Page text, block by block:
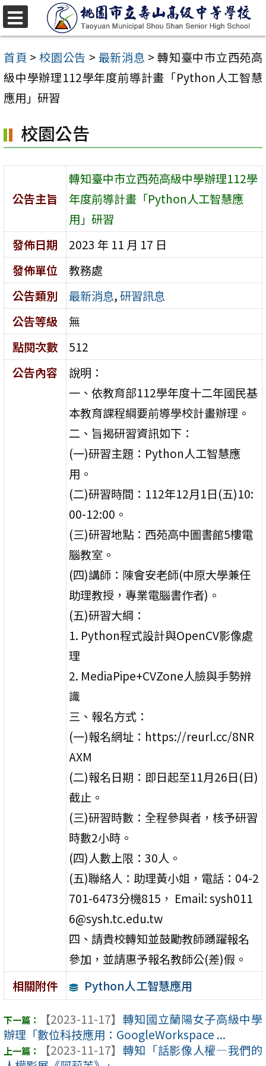
跳
至
主
要
內
區
首頁 > 校園公告 > 最新消息 > 轉知臺中市立西苑高
級中學辦理112學年度前導計畫「Python人工智慧
應用」研習
校園公告
公告主旨
轉知臺中市立西苑高級中學辦理112學
年度前導計畫「Python人工智慧應
用」研習
發佈日期
2023 年 11 月 17 日
發佈單位
教務處
公告類別
最新消息,研習訊息
公告等級
無
點閱次數
512
公告內容
說明：
一、依教育部112學年度十二年國民基
本教育課程綱要前導學校計畫辦理。
二、旨揭研習資訊如下：
(一)研習主題：Python人工智慧應
用。
(二)研習時間：112年12月1日(五)10:
00-12:00。
(三)研習地點：西苑高中圖書館5樓電
腦教室。
(四)講師：陳會安老師(中原大學兼任
助理教授，專業電腦書作者)。
(五)研習大綱：
1. Python程式設計與OpenCV影像處
理
2. MediaPipe+CVZone人臉與手勢辨
識
三、報名方式：
(一)報名網址：https://reurl.cc/8NR
AXM
(二)報名日期：即日起至11月26日(日)
截止。
(三)研習時數：全程參與者，核予研習
時數2小時。
(四)人數上限：30人。
(五)聯絡人：助理黃小姐，電話：04-2
701-6473分機815， Email: sysh011
6@sysh.tc.edu.tw
四、請貴校轉知並鼓勵教師踴躍報名
參加，並請惠予報名教師公(差)假。
相關附件
Python人工智慧應用
【2023-11-17】 轉知國立蘭陽女子高級中學
辦理「數位科技應用：GoogleWorkspace ...
【2023-11-17】 轉知「話影像人權—我們的
選
單